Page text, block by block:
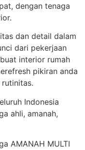
dengan tenaga
dan detail dalam
dari pekerjaan
interior rumah
pikiran anda
Indonesia
ahli, amanah,
AMANAH MULTI